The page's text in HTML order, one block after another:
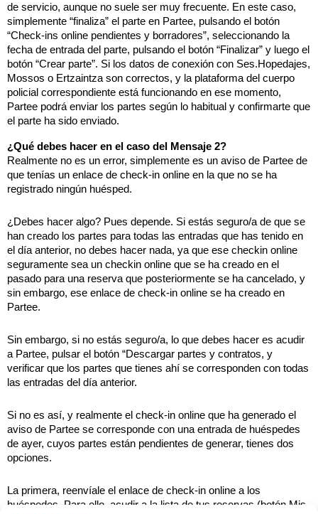
de servicio, aunque no suele ser muy frecuente. En este caso,
simplemente “finaliza” el parte en Partee, pulsando el botón
“Check-ins online pendientes y borradores”, seleccionando la
fecha de entrada del parte, pulsando el botón “Finalizar” y luego el
botón “Crear parte”. Si los datos de conexión con Ses.Hopedajes,
Mossos o Ertzaintza son correctos, y la plataforma del cuerpo
policial correspondiente está funcionando en ese momento,
Partee podrá enviar los partes según lo habitual y confirmarte que
el parte ha sido enviado.
¿Qué debes hacer en el caso del Mensaje 2?
Realmente no es un error, simplemente es un aviso de Partee de
que tenías un enlace de check-in online en la que no se ha
registrado ningún huésped.
¿Debes hacer algo? Pues depende. Si estás seguro/a de que se
han creado los partes para todas las entradas que has tenido en
el día anterior, no debes hacer nada, ya que ese checkin online
seguramente sea un checkin online que se ha creado en el
pasado para una reserva que posteriormente se ha cancelado, y
sin embargo, ese enlace de check-in online se ha creado en
Partee.
Sin embargo, si no estás seguro/a, lo que debes hacer es acudir
a Partee, pulsar el botón “Descargar partes y contratos, y
verificar que los partes que tienes ahí se corresponden con todas
las entradas del día anterior.
Si no es así, y realmente el check-in online que ha generado el
aviso de Partee se corresponde con una entrada de huéspedes
de ayer, cuyos partes están pendientes de generar, tienes dos
opciones.
La primera, reenvíale el enlace de check-in online a los
huéspedes. Para ello, acudir a la lista de tus reservas (botón Mis